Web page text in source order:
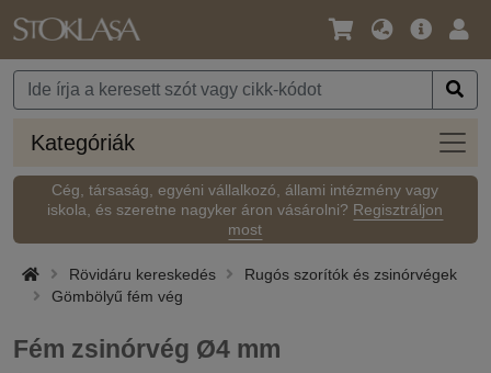
Nyelv
Pénznem
Fő
Kategóriák
Cég, társaság, egyéni vállalkozó, állami intézmény vagy
iskola, és szeretne nagyker áron vásárolni? Regisztráljon
most
Rövidáru kereskedés
Rugós szorítók és zsinórvégek
Gömbölyű fém vég
Fém zsinórvég Ø4 mm